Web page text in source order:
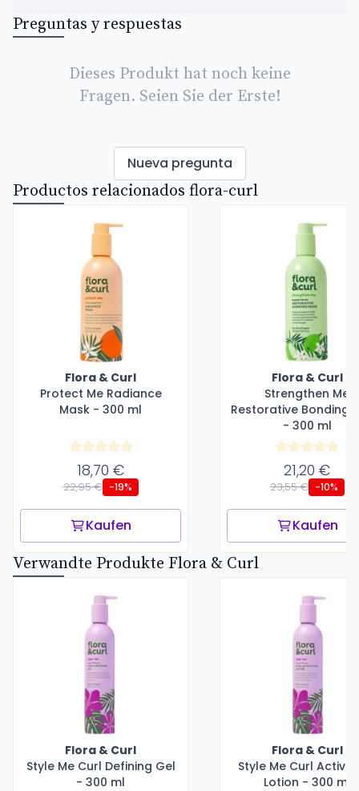
Preguntas y respuestas
Dieses Produkt hat noch keine
Fragen. Seien Sie der Erste!
Nueva pregunta
Productos relacionados flora-curl
Flora & Curl
Protect Me Radiance
Mask - 300 ml
18,70 €
22,95 € -19%
Kaufen
Flora & Curl
Strengthen Me
Restorative Bonding
- 300 ml
21,20 €
23,55 € -10%
Kaufen
Verwandte Produkte Flora & Curl
Flora & Curl
Style Me Curl Defining Gel
- 300 ml
Flora & Curl
Style Me Curl
Lotion - 300 ml